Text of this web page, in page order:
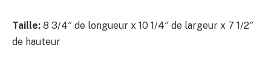
Taille: 8 3/4″ de longueur x 10 1/4″ de largeur x 7 1/2″
de hauteur